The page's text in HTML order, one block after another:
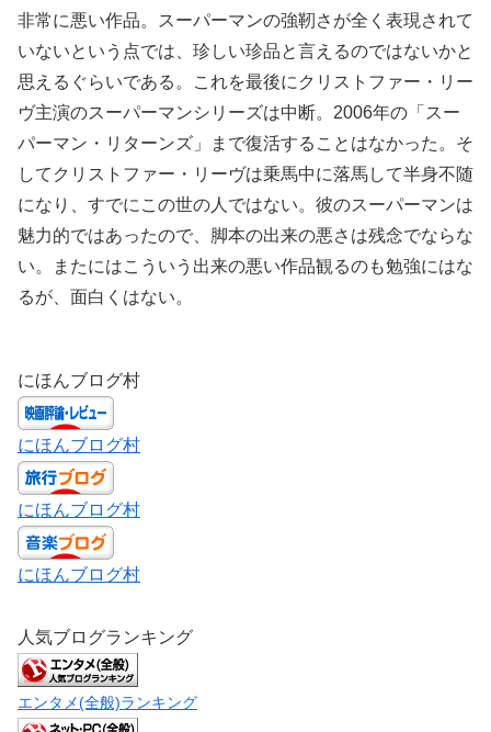
非常に悪い作品。スーパーマンの強靭さが全く表現されて
いないという点では、珍しい珍品と言えるのではないかと
思えるぐらいである。これを最後にクリストファー・リー
ヴ主演のスーパーマンシリーズは中断。2006年の「スー
パーマン・リターンズ」まで復活することはなかった。そ
してクリストファー・リーヴは乗馬中に落馬して半身不随
になり、すでにこの世の人ではない。彼のスーパーマンは
魅力的ではあったので、脚本の出来の悪さは残念でならな
い。またにはこういう出来の悪い作品観るのも勉強にはな
るが、面白くはない。
にほんブログ村
にほんブログ村
にほんブログ村
にほんブログ村
人気ブログランキング
エンタメ(全般)ランキング